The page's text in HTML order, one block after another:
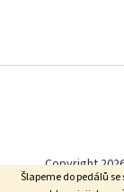
Šlapeme do pedálů
Copyright